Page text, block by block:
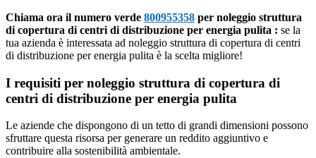
Chiama ora il numero verde 800955358 per noleggio struttura
di copertura di centri di distribuzione per energia pulita : se la
tua azienda è interessata ad noleggio struttura di copertura di centri
di distribuzione per energia pulita è la scelta migliore!
I requisiti per noleggio struttura di copertura di
centri di distribuzione per energia pulita
Le aziende che dispongono di un tetto di grandi dimensioni possono
sfruttare questa risorsa per generare un reddito aggiuntivo e
contribuire alla sostenibilità ambientale.